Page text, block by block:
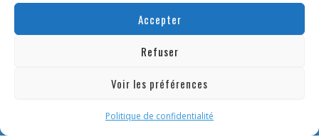
Accepter
Refuser
Voir les préférences
Politique de confidentialité
Intervention en entreprise
Forum des entreprises engagées